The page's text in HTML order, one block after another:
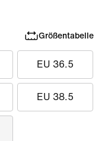
Größentabelle
EU 36.5
EU 38.5